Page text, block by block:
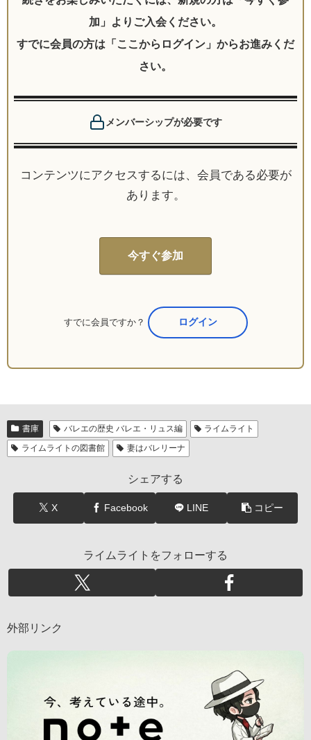
メンバーシップが必要です
コンテンツにアクセスするには、会員である必要が
あります。
今すぐ参加
すでに会員ですか？ ここからログイン
書庫 バレエの歴史 バレエ・リュス編
ライムライト
ライムライトの図書館
妻はバレリーナ
シェアする
X Facebook LINE コピー
ライムライトをフォローする
外部リンク